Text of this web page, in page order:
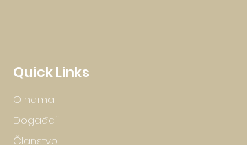
Quick Links
O nama
Događaji
Članstvo